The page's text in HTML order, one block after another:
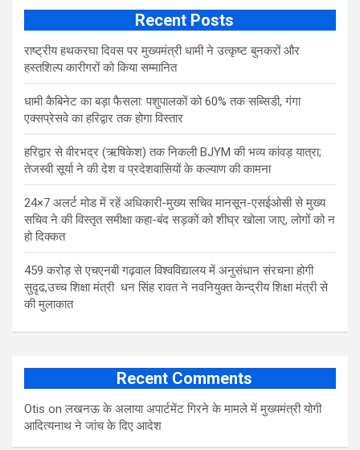
Recent Posts
राष्ट्रीय हथकरघा दिवस पर मुख्यमंत्री धामी ने उत्कृष्ट बुनकरों और
हस्तशिल्प कारीगरों को किया सम्मानित
​धामी कैबिनेट का बड़ा फैसला: पशुपालकों को 60% तक सब्सिडी, गंगा
एक्सप्रेसवे का हरिद्वार तक होगा विस्तार
​हरिद्वार से वीरभद्र (ऋषिकेश) तक निकली BJYM की भव्य कांवड़ यात्रा;
तेजस्वी सूर्या ने की देश व प्रदेशवासियों के कल्याण की कामना
24×7 अलर्ट मोड में रहें अधिकारी-मुख्य सचिव मानसून-एसईओसी से मुख्य
सचिव ने की विस्तृत समीक्षा कहा-बंद सड़कों को शीघ्र खोला जाए, लोगों को न
हो दिक्कत
459 करोड़ से एचएनबी गढ़वाल विश्वविद्यालय में अनुसंधान संरचना होगी
सुदृढ,उच्च शिक्षा मंत्री धन सिंह रावत ने नवनियुक्त केन्द्रीय शिक्षा मंत्री से
की मुलाकात
Recent Comments
Otis onलखनऊ के अलाया अपार्टमेंट गिरने के मामले में मुख्‍यमंत्री योगी
आद‍ित्‍यनाथ ने जांच के द‍िए आदेश